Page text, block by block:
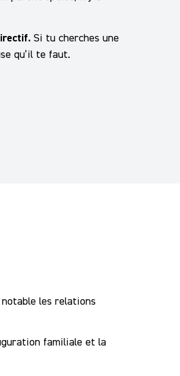
Si tu cherches une
qu’il te faut.
notable les relations
familiale et la